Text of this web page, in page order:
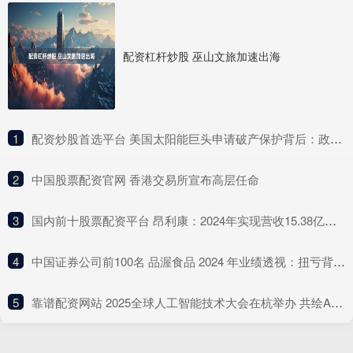
配资杠杆炒股 巫山文旅加速出海
1 ​配资炒股首选平台 美国太阳能巨头申请破产保护背后：政策不确定性与高杠杆模式的双重打击
2 ​中国股票配资官网 香港交易所宣布高层任命
3 ​国内前十股票配资平台 昂利康：2024年实现营收15.38亿元 研发投入同比增长33.74%
4 ​中国证券公司前100名 品渥食品 2024 年业绩透视：扭亏背后的进口食品转型之痛
5 ​靠谱配资网站 2025全球人工智能技术大会在杭举办 共绘AI发展新图景